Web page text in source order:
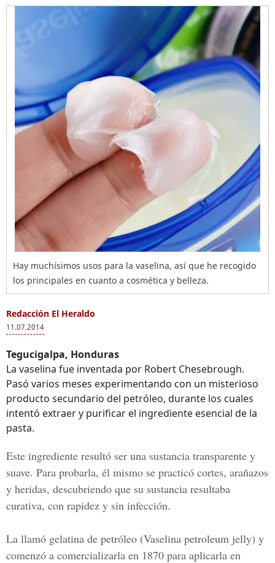
Hay muchísimos usos para la vaselina, así que he recogido
los principales en cuanto a cosmética y belleza.
Redacción El Heraldo
11.07.2014
Tegucigalpa, Honduras
La vaselina fue inventada por Robert Chesebrough.
Pasó varios meses experimentando con un misterioso
producto secundario del petróleo, durante los cuales
intentó extraer y purificar el ingrediente esencial de la
pasta.
Este ingrediente resultó ser una sustancia transparente y
suave. Para probarla, él mismo se practicó cortes, arañazos
y heridas, descubriendo que su sustancia resultaba
curativa, con rapidez y sin infección.
La llamó gelatina de petróleo (Vaselina petroleum jelly) y
comenzó a comercializarla en 1870 para aplicarla en